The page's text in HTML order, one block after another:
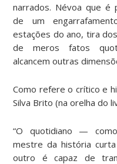
narrados. Névoa que é
de um
estações do ano, tira
de meros fatos
alcancem outras
Como refere o crítico e
Silva Brito (na orelha do
“O quotidiano —
mestre da história
outro é capaz de